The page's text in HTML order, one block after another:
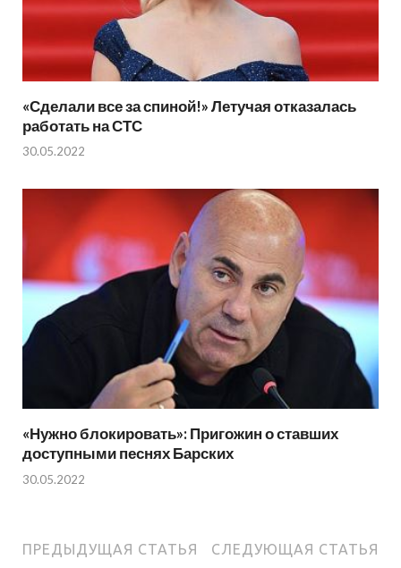
«Сделали все за спиной!» Летучая отказалась
работать на СТС
30.05.2022
«Нужно блокировать»: Пригожин о ставших
доступными песнях Барских
30.05.2022
ПРЕДЫДУЩАЯ СТАТЬЯ СЛЕДУЮЩАЯ СТАТЬЯ